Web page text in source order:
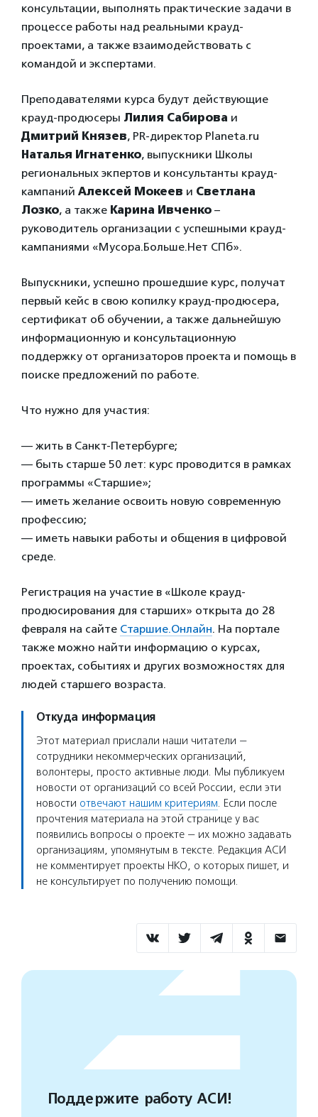
консультации, выполнять практические задачи в
процессе работы над реальными крауд-
проектами, а также взаимодействовать с
командой и экспертами.
Преподавателями курса будут действующие
крауд-продюсеры Лилия Сабирова и
Дмитрий Князев, PR-директор Planeta.ru
Наталья Игнатенко, выпускники Школы
региональных экпертов и консультанты крауд-
кампаний Алексей Мокеев и Светлана
Лозко, а также Карина Ивченко –
руководитель организации с успешными крауд-
кампаниями «Мусора.Больше.Нет СПб».
Выпускники, успешно прошедшие курс, получат
первый кейс в свою копилку крауд-продюсера,
сертификат об обучении, а также дальнейшую
информационную и консультационную
поддержку от организаторов проекта и помощь в
поиске предложений по работе.
Что нужно для участия:
— жить в Санкт-Петербурге;
— быть старше 50 лет: курс проводится в рамках
программы «Старшие»;
— иметь желание освоить новую современную
профессию;
— иметь навыки работы и общения в цифровой
среде.
Регистрация на участие в «Школе крауд-
продюсирования для старших» открыта до 28
февраля на сайте Старшие.Онлайн. На портале
также можно найти информацию о курсах,
проектах, событиях и других возможностях для
людей старшего возраста.
Откуда информация
Этот материал прислали наши читатели —
сотрудники некоммерческих организаций,
волонтеры, просто активные люди. Мы публикуем
новости от организаций со всей России, если эти
новости отвечают нашим критериям. Если после
прочтения материала на этой странице у вас
появились вопросы о проекте — их можно задавать
организациям, упомянутым в тексте. Редакция АСИ
не комментирует проекты НКО, о которых пишет, и
не консультирует по получению помощи.
Поддержите работу АСИ!